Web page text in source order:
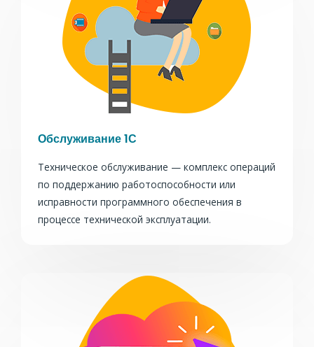
Обслуживание 1С
Техническое обслуживание — комплекс операций
по поддержанию работоспособности или
исправности программного обеспечения в
процессе технической эксплуатации.